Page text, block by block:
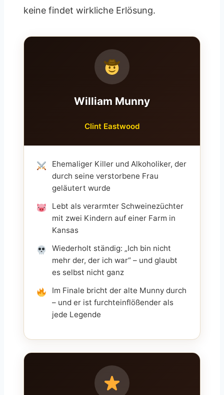
keine findet wirkliche Erlösung.
William Munny
Clint Eastwood
Ehemaliger Killer und Alkoholiker, der
durch seine verstorbene Frau
geläutert wurde
Lebt als verarmter Schweinezüchter
mit zwei Kindern auf einer Farm in
Kansas
Wiederholt ständig: „Ich bin nicht
mehr der, der ich war“ – und glaubt
es selbst nicht ganz
Im Finale bricht der alte Munny durch
– und er ist furchteinflößender als
jede Legende